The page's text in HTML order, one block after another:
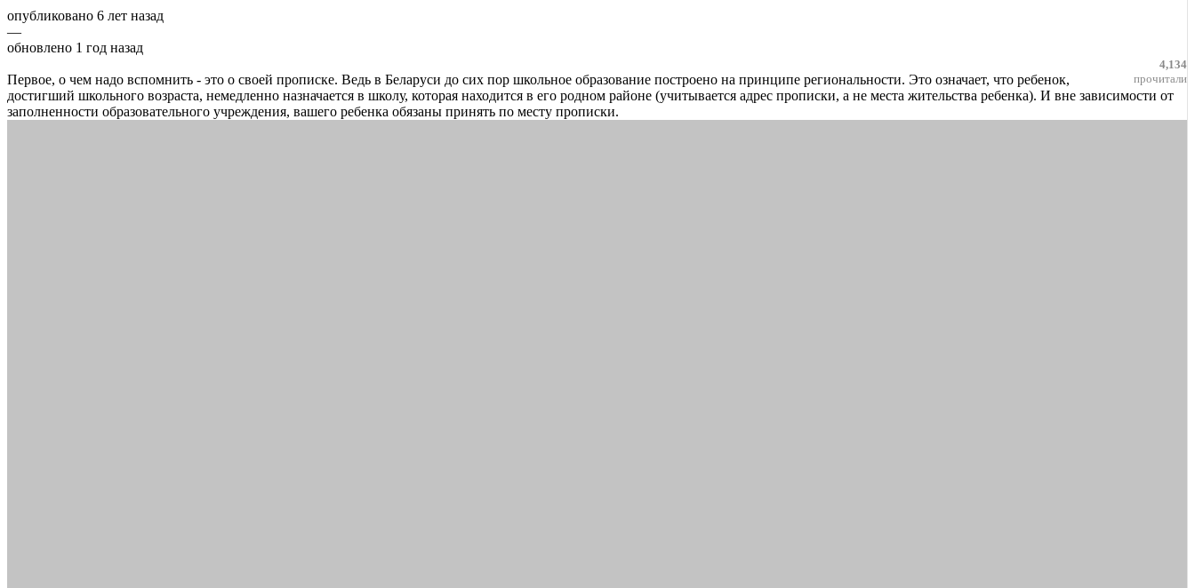
опубликовано 6 лет назад
—
обновлено 1 год назад
4,134
прочитали
Первое, о чем надо вспомнить - это о своей прописке. Ведь в Беларуси до сих пор школьное образование построено на принципе региональности. Это означает, что ребенок,
достигший школьного возраста, немедленно назначается в школу, которая находится в его родном районе (учитывается адрес прописки, а не места жительства ребенка). И вне зависимости от
заполненности образовательного учреждения, вашего ребенка обязаны принять по месту прописки.